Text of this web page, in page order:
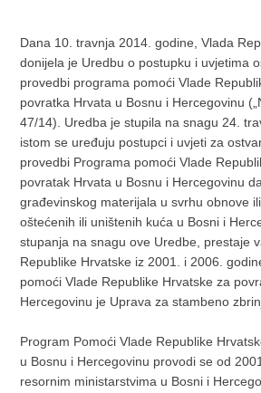
Dana 10. travnja 2014. godine, Vlada
donijela je Uredbu o postupku i uvjetima
provedbi programa pomoći Vlade
povratka Hrvata u Bosnu i Hercegovinu
47/14). Uredba je stupila na snagu 24.
istom se uređuju postupci i uvjeti za
provedbi Programa pomoći Vlade
povratak Hrvata u Bosnu i Hercegovinu
građevinskog materijala u svrhu obnove
oštećenih ili uništenih kuća u Bosni i
stupanja na snagu ove Uredbe, prestaje
Republike Hrvatske iz 2001. i 2006.
pomoći Vlade Republike Hrvatske za
Hercegovinu je Uprava za stambeno
Program Pomoći Vlade Republike
u Bosnu i Hercegovinu provodi se od
resornim ministarstvima u Bosni i